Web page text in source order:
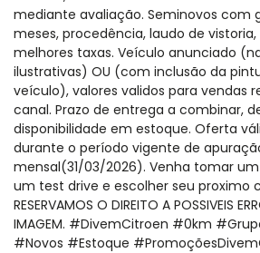
mediante avaliação. Seminovos com
meses, procedência, laudo de
melhores taxas. Veículo anunciado
ilustrativas) OU (com inclusão da
veículo), valores validos para vendas
canal. Prazo de entrega a combinar,
disponibilidade em estoque. Oferta
durante o período vigente de
mensal(31/03/2026). Venha tomar
um test drive e escolher seu proximo
RESERVAMOS O DIREITO A POSSIVEIS
IMAGEM. #DivemCitroen #0km
#Novos #Estoque